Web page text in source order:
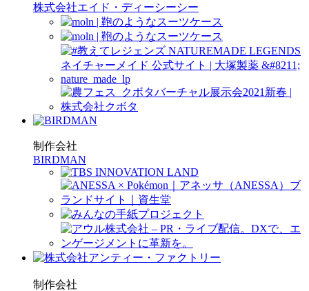
株式会社エイド・ディーシーシー
制作会社
BIRDMAN
制作会社